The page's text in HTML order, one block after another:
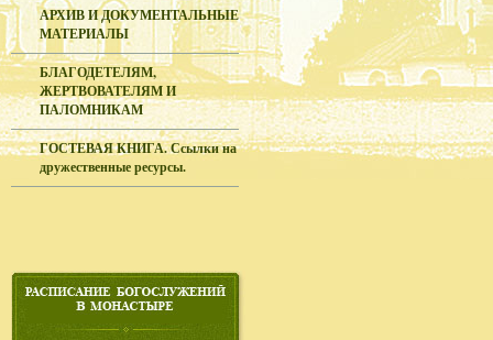
АРХИВ И ДОКУМЕНТАЛЬНЫЕ
МАТЕРИАЛЫ
БЛАГОДЕТЕЛЯМ,
ЖЕРТВОВАТЕЛЯМ И
ПАЛОМНИКАМ
ГОСТЕВАЯ КНИГА. Ссылки на
дружественные ресурсы.